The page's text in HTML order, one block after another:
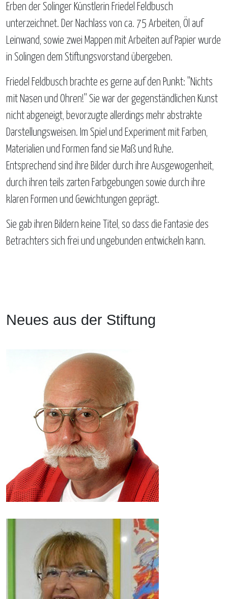
Erben der Solinger Künstlerin Friedel Feldbusch
unterzeichnet. Der Nachlass von ca. 75 Arbeiten, Öl auf
Leinwand, sowie zwei Mappen mit Arbeiten auf Papier wurde
in Solingen dem Stiftungsvorstand übergeben.
Friedel Feldbusch brachte es gerne auf den Punkt: "Nichts
mit Nasen und Ohren!" Sie war der gegenständlichen Kunst
nicht abgeneigt, bevorzugte allerdings mehr abstrakte
Darstellungsweisen. Im Spiel und Experiment mit Farben,
Materialien und Formen fand sie Maß und Ruhe.
Entsprechend sind ihre Bilder durch ihre Ausgewogenheit,
durch ihren teils zarten Farbgebungen sowie durch ihre
klaren Formen und Gewichtungen geprägt.
Sie gab ihren Bildern keine Titel, so dass die Fantasie des
Betrachters sich frei und ungebunden entwickeln kann.
Neues aus der Stiftung